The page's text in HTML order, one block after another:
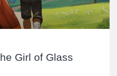
Girl of Glass